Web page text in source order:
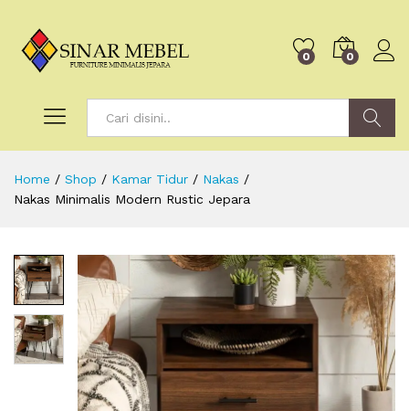
0 0
Search
Home / Shop / Kamar Tidur / Nakas /
Nakas Minimalis Modern Rustic Jepara